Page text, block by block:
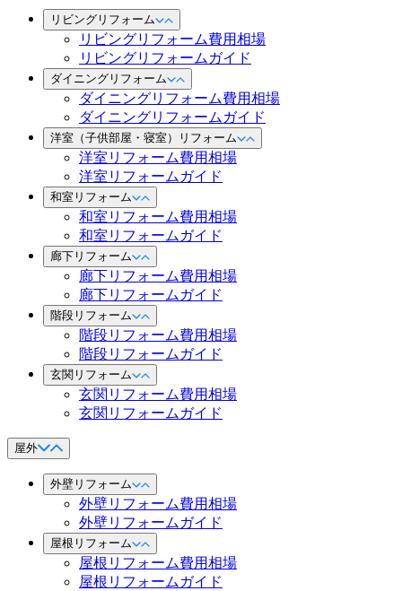
リビングリフォーム
リビングリフォーム費用相場
リビングリフォームガイド
ダイニングリフォーム
ダイニングリフォーム費用相場
ダイニングリフォームガイド
洋室（子供部屋・寝室）リフォーム
洋室リフォーム費用相場
洋室リフォームガイド
和室リフォーム
和室リフォーム費用相場
和室リフォームガイド
廊下リフォーム
廊下リフォーム費用相場
廊下リフォームガイド
階段リフォーム
階段リフォーム費用相場
階段リフォームガイド
玄関リフォーム
玄関リフォーム費用相場
玄関リフォームガイド
屋外
外壁リフォーム
外壁リフォーム費用相場
外壁リフォームガイド
屋根リフォーム
屋根リフォーム費用相場
屋根リフォームガイド